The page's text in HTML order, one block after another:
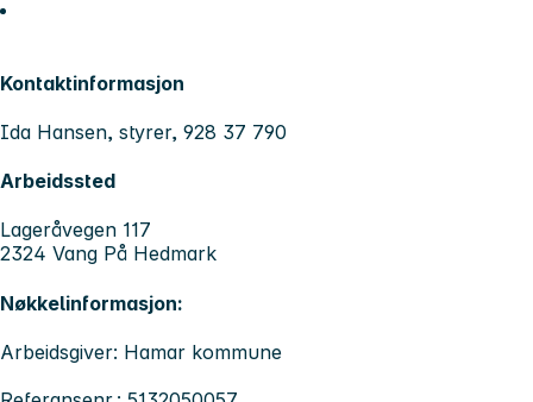
Kontaktinformasjon
Ida Hansen, styrer, 928 37 790
Arbeidssted
Lageråvegen 117
2324 Vang På Hedmark
Nøkkelinformasjon:
Arbeidsgiver: Hamar kommune